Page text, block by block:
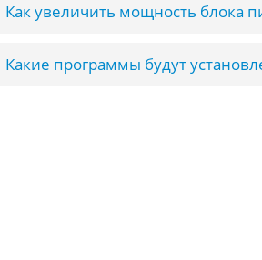
Как увеличить мощность блока
Какие программы будут